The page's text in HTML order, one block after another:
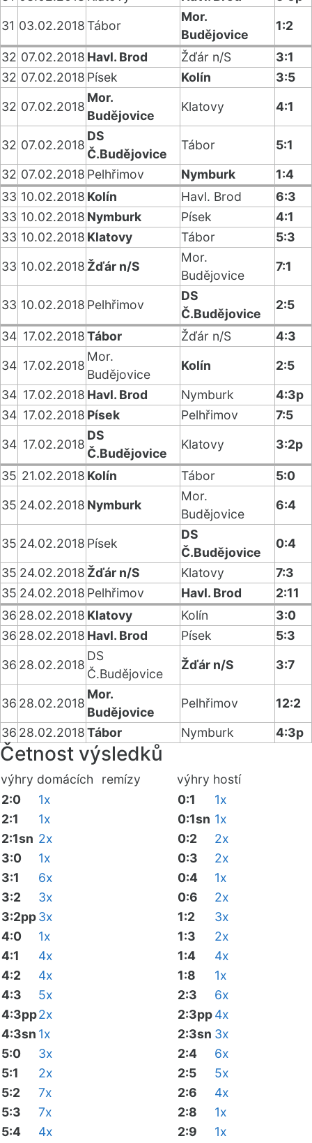
31 03.02.2018Tábor
Mor.
Budějovice
1:2
32 07.02.2018 Havl. Brod Žďár n/S
3:1
32 07.02.2018 Písek Kolín
3:5
32 07.02.2018
Mor.
Budějovice
Klatovy 4:1
32 07.02.2018
DS
Č.Budějovice
Tábor
5:1
32 07.02.2018 Pelhřimov Nymburk
1:4
33 10.02.2018 Kolín Havl. Brod
6:3
33 10.02.2018 Nymburk Písek
4:1
33 10.02.2018 Klatovy Tábor
5:3
33 10.02.2018 Žďár n/S
Mor.
Budějovice
7:1
33 10.02.2018 Pelhřimov
DS
Č.Budějovice
2:5
34 17.02.2018Tábor Žďár n/S
4:3
34 17.02.2018
Mor.
Budějovice
Kolín
2:5
34 17.02.2018 Havl. Brod Nymburk
4:3p
34 17.02.2018 Písek Pelhřimov
7:5
34 17.02.2018
DS
Č.Budějovice
Klatovy 3:2p
35 21.02.2018 Kolín Tábor
5:0
35 24.02.2018 Nymburk
Mor.
Budějovice
6:4
35 24.02.2018 Písek
DS
Č.Budějovice
0:4
35 24.02.2018 Žďár n/S Klatovy
7:3
35 24.02.2018 Pelhřimov Havl. Brod
2:11
36 28.02.2018 Klatovy Kolín
3:0
36 28.02.2018 Havl. Brod Písek
5:3
36 28.02.2018
DS
Č.Budějovice
Žďár n/S 3:7
36 28.02.2018
Mor.
Budějovice
Pelhřimov
12:2
36 28.02.2018Tábor Nymburk 4:3p
Četnost výsledků
výhry domácích remízy výhry hostí
2:0
1x
2:1
1x
2:1sn 2x
3:0
1x
3:1
6x
3:2
3x
3:2pp3x
4:0
1x
4:1
4x
4:2
4x
4:3
5x
4:3pp2x
4:3sn 1x
5:0
3x
5:1
2x
5:2
7x
5:3
7x
5:4
4x
0:1
1x
0:1sn 1x
0:2
2x
0:3
2x
0:4
1x
0:6
2x
1:2
3x
1:3
2x
1:4
4x
1:8
1x
2:3
6x
2:3pp4x
2:3sn 3x
2:4
6x
2:5
5x
2:6
4x
2:8
1x
2:9
1x